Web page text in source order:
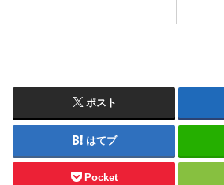
ポスト
はてブ
Pocket